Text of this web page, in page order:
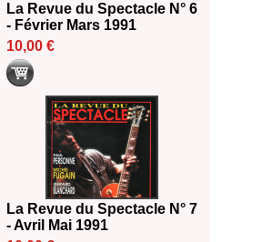
La Revue du Spectacle N° 6
- Février Mars 1991
10,00 €
La Revue du Spectacle N° 7
- Avril Mai 1991